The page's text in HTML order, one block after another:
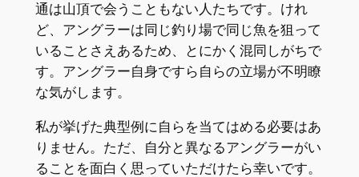
通は山頂で会うこともない人たちです。けれ
ど、アングラーは同じ釣り場で同じ魚を狙って
いることさえあるため、とにかく混同しがちで
す。アングラー自身ですら自らの立場が不明瞭
な気がします。
私が挙げた典型例に自らを当てはめる必要はあ
りません。ただ、自分と異なるアングラーがい
ることを面白く思っていただけたら幸いです。